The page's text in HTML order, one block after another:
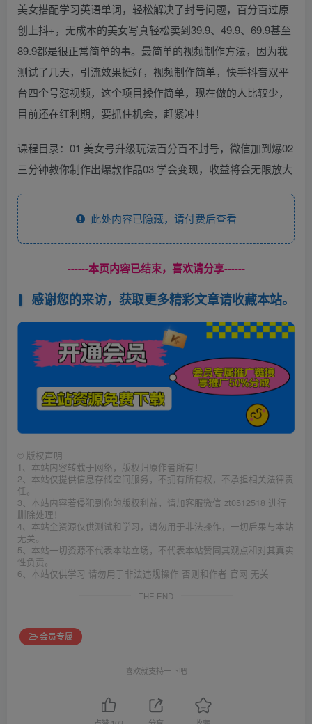
美女搭配学习英语单词，轻松解决了封号问题，百分百过原
创上抖+，无成本的美女写真轻松卖到39.9、49.9、69.9甚至
89.9都是很正常简单的事。最简单的视频制作方法，因为我
测试了几天，引流效果挺好，视频制作简单，快手抖音双平
台四个号怼视频，这个项目操作简单，现在做的人比较少，
目前还在红利期，要抓住机会，赶紧冲！
课程目录：01 美女号升级玩法百分百不封号，微信加到爆02
三分钟教你制作出爆款作品03 学会变现，收益将会无限放大
此处内容已隐藏，请付费后查看
------本页内容已结束，喜欢请分享------
感谢您的来访，获取更多精彩文章请收藏本站。
© 版权声明
1、本站内容转载于网络，版权归原作者所有！
2、本站仅提供信息存储空间服务，不拥有所有权，不承担相关法律责
任。
3、本站内容若侵犯到你的版权利益，请加客服微信 zt0512518 进行
删除处理！
4、本站全资源仅供测试和学习，请勿用于非法操作，一切后果与本站
无关。
5、本站一切资源不代表本站立场，不代表本站赞同其观点和对其真实
性负责。
6、本站仅供学习 请勿用于非法违规操作 否则和作者 官网 无关
THE END
会员专属
喜欢就支持一下吧